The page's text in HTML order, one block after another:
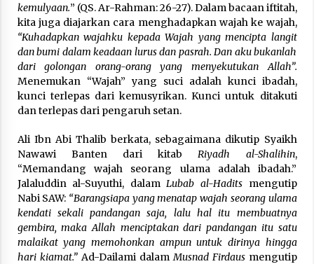
kemulyaan.” (QS. Ar-Rahman: 26-27). Dalam bacaan iftitah,
kita juga diajarkan cara menghadapkan wajah ke wajah,
“Kuhadapkan wajahku kepada Wajah yang mencipta langit
dan bumi dalam keadaan lurus dan pasrah. Dan aku bukanlah
dari golongan orang-orang yang menyekutukan Allah”.
Menemukan “Wajah” yang suci adalah kunci ibadah,
kunci terlepas dari kemusyrikan. Kunci untuk ditakuti
dan terlepas dari pengaruh setan.
Ali Ibn Abi Thalib berkata, sebagaimana dikutip Syaikh
Nawawi Banten dari kitabRiyadh al-Shalihin,
“Memandang wajah seorang ulama adalah ibadah.”
Jalaluddin al-Suyuthi, dalamLubab al-Hadits mengutip
Nabi SAW: “Barangsiapa yang menatap wajah seorang ulama
kendati sekali pandangan saja, lalu hal itu membuatnya
gembira, maka Allah menciptakan dari pandangan itu satu
malaikat yang memohonkan ampun untuk dirinya hingga
hari kiamat.” Ad-Dailami dalamMusnad Firdaus mengutip